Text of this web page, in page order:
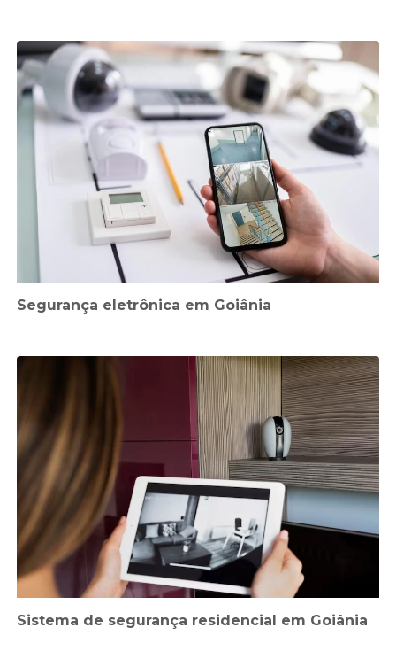
Segurança eletrônica em Goiânia
Sistema de segurança residencial em Goiânia